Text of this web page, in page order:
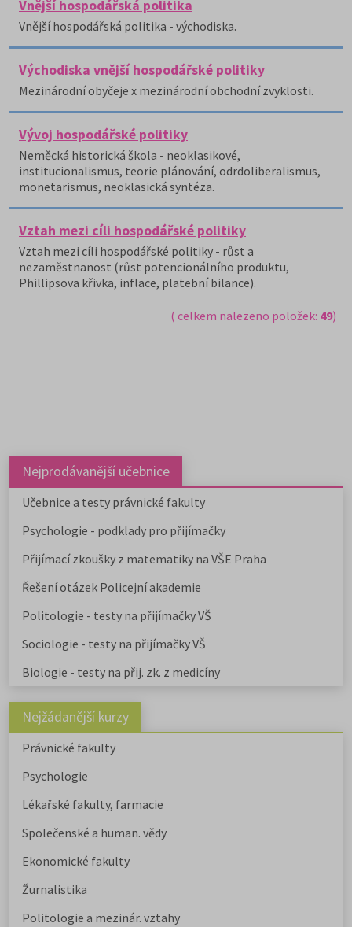
Vnější hospodářská politika
Vnější hospodářská politika - východiska.
Východiska vnější hospodářské politiky
Mezinárodní obyčeje x mezinárodní obchodní zvyklosti.
Vývoj hospodářské politiky
Neměcká historická škola - neoklasikové,
institucionalismus, teorie plánování, odrdoliberalismus,
monetarismus, neoklasická syntéza.
Vztah mezi cíli hospodářské politiky
Vztah mezi cíli hospodářské politiky - růst a
nezaměstnanost (růst potencionálního produktu,
Phillipsova křivka, inflace, platební bilance).
( celkem nalezeno položek: 49)
Nejprodávanější učebnice
Učebnice a testy právnické fakulty
Psychologie - podklady pro přijímačky
Přijímací zkoušky z matematiky na VŠE Praha
Řešení otázek Policejní akademie
Politologie - testy na přijímačky VŠ
Sociologie - testy na přijímačky VŠ
Biologie - testy na přij. zk. z medicíny
Nejžádanější kurzy
Právnické fakulty
Psychologie
Lékařské fakulty, farmacie
Společenské a human. vědy
Ekonomické fakulty
Žurnalistika
Politologie a mezinár. vztahy